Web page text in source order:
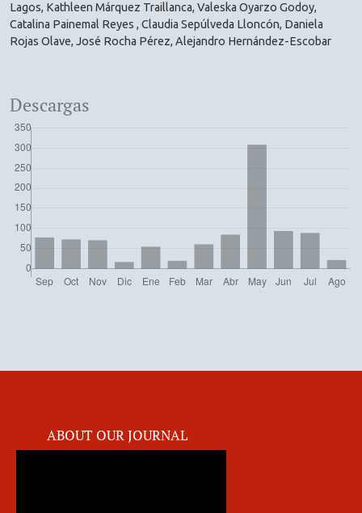
Lagos, Kathleen Márquez Traillanca, Valeska Oyarzo Godoy,
Catalina Painemal Reyes , Claudia Sepúlveda Lloncón, Daniela
Rojas Olave, José Rocha Pérez, Alejandro Hernández-Escobar
Descargas
ABOUT OUR JOURNAL